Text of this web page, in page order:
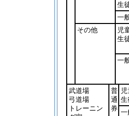
生
一
その他
児
生
一
武道場
弓道場
トレーニン
普
通
券
生
一